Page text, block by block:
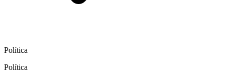
Política
Política